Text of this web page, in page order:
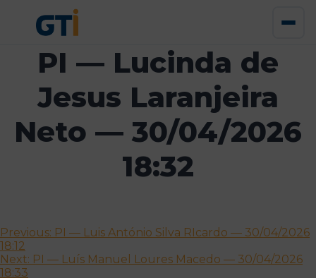
PI — Lucinda de
Jesus Laranjeira
Neto — 30/04/2026
18:32
Navegação
de
Previous: PI — Luis António Silva RIcardo — 30/04/2026
18:12
Next: PI — Luís Manuel Loures Macedo — 30/04/2026
18:33